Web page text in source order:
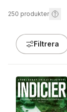
250 produkter
Filtrera